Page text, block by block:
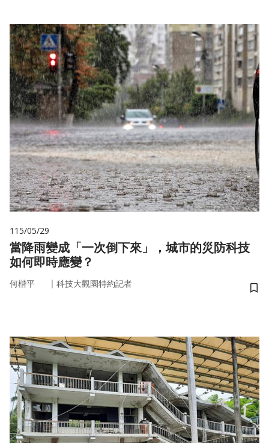
115/05/29
當降雨變成「一次倒下來」，城市的災防科技
如何即時應變？
何楷平 ｜ 科技大觀園特約記者
儲